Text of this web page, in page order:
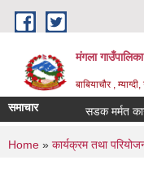
Skip to main content
मंगला
बाबियाचौर ,
समाचार सडक मर्मत
You are
Home » कार्यक्रम तथा